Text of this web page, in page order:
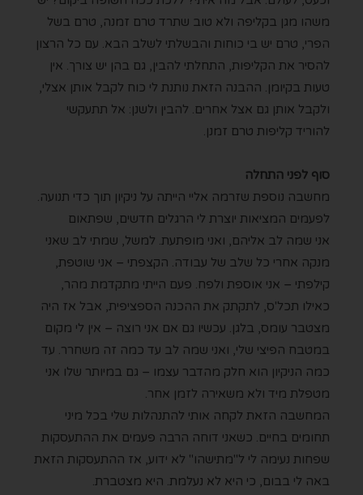
משהו מגן בקליפה ולא טוב שתרד טרם זמנה, טרם בשל
הפרי, טרם יש בי כוחות והבשלתי לשלב הבא. עם כל הרצון
להסיר את הקליפות, התחלתי להבין, גם בהן יש צורך. אין
טעות בקיומן. ההבנה הזאת נותנת לי כוח לקבל אותן אצלי,
ולקבל אותן גם אצל אחרים. להבין ולשנן: אל תתעקשי
להוריד קליפות טרם זמנן.
סוף לפני התחלה
מחשבה נוספת שזרמה אליי הייתה על ניקיון תוך כדי תנועה.
לפעמים המציאות יוצרת לי הרגלים חדשים, שפתאום
אני שמה לב אליהם, ואני מופתעת. למשל, שמתי לב שאני
מנקה אחרי כל שלב של עבודה. הקצפתי – אני שוטפת,
קילפתי – אני אוספת ולפח. פעם הייתי מתקדמת מהר,
כאילו תכל'ס, לתקתק את ההכנה הספציפית, אבל אז היה
מצטבר עומס, בלגן. עכשיו גם אם אני רוצה – אין לי מקום
במטבח הפיצי שלי, ואני שמה לב עד כמה זה משחרר. עד
כמה הניקיון הוא חלק מהדבר עצמו – גם במיותר שלו אני
מטפלת מיד ולא משאירה לזמן אחר.
המחשבה הזאת לקחה אותי להתנהלות שלי בכל מיני
תחומים בחיים. כשאני דוחה הרבה פעמים את ההתעסקות
שפחות נעימה לי ל"מתישהו" לא ידוע, אז ההתעסקות הזאת
באה לי בבום, כי היא לא נעלמת. היא מצטברת.